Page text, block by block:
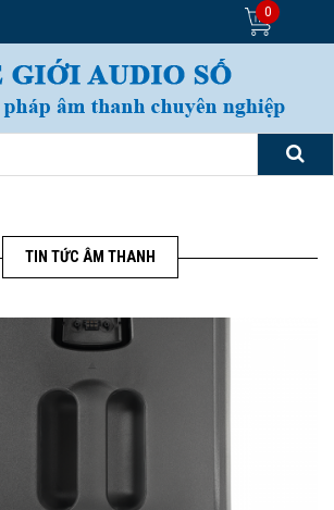
0
TIN TỨC ÂM THANH